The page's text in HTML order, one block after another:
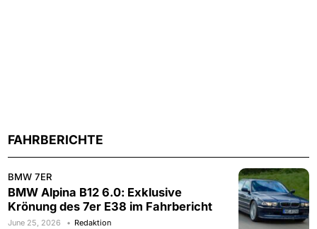
FAHRBERICHTE
BMW 7ER
BMW Alpina B12 6.0: Exklusive
Krönung des 7er E38 im Fahrbericht
June 25, 2026 Redaktion